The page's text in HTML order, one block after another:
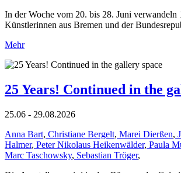
In der Woche vom 20. bis 28. Juni verwandeln
Künstlerinnen aus Bremen und der
Mehr
25 Years! Continued in the
25.06 - 29.08.2026
Anna Bart, Christiane Bergelt, Marei Dierßen,
Halmer, Peter Nikolaus Heikenwälder, Paula
Marc Taschowsky, Sebastian Tröger,